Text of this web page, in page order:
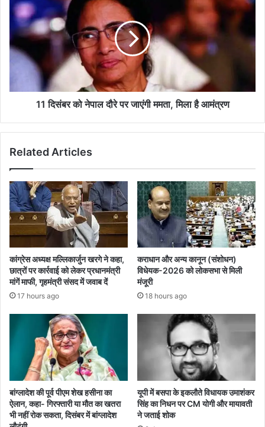
दिसंबर
को
नेपाल
दौरे
पर
जाएंगी
मिला
11 दिसंबर को नेपाल दौरे पर जाएंगी ममता, मिला है आमंत्रण
Related Articles
कांग्रेस अध्यक्ष मल्लिकार्जुन खरगे ने कहा,
छात्रों पर कार्रवाई को लेकर प्रधानमंत्री
मांगें माफी, गृहमंत्री संसद में जवाब दें
17 hours ago
कराधान और अन्य कानून (संशोधन)
विधेयक-2026 को लोकसभा से मिली
मंजूरी
18 hours ago
बांग्लादेश की पूर्व पीएम शेख हसीना का
ऐलान, कहा- गिरफ्तारी या मौत का खतरा
भी नहीं रोक सकता, दिसंबर में बांग्लादेश
यूपी में बसपा के इकलौते विधायक उमाशंकर
सिंह का निधन पर CM याेगी और मायावती
ने जताई शोक